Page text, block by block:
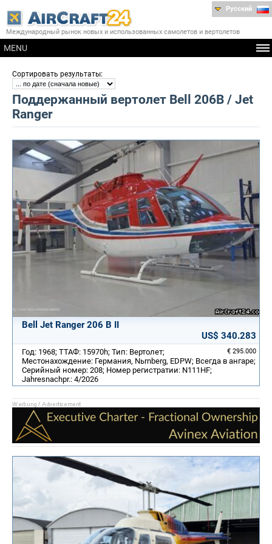
Международный рынок новых и использованных самолетов и вертолетов
MENU
Русский
Сортировать результаты:
Поддержанный вертолет Bell 206B / Jet
Ranger
Bell Jet Ranger 206 B II
US$ 340.283
€ 295.000
Год: 1968; ТТАФ: 15970h; Тип: Вертолет;
Местонахождение: Германия, Nьrnberg, EDPW; Всегда в ангаре;
Серийный номер: 208; Номер регистратии: N111HF;
Jahresnachpr.: 4/2026